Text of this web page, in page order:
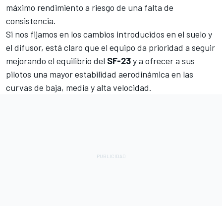
máximo rendimiento a riesgo de una falta de
consistencia.
Si nos fijamos en los cambios introducidos en el suelo y
el difusor, está claro que el equipo da prioridad a seguir
mejorando el equilibrio del SF-23y a ofrecer a sus
pilotos una mayor estabilidad aerodinámica en las
curvas de baja, media y alta velocidad.